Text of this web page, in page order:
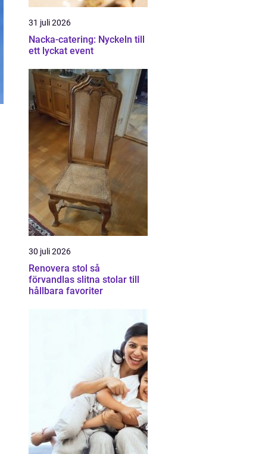
31 juli 2026
Nacka-catering: Nyckeln till
ett lyckat event
30 juli 2026
Renovera stol så
förvandlas slitna stolar till
hållbara favoriter